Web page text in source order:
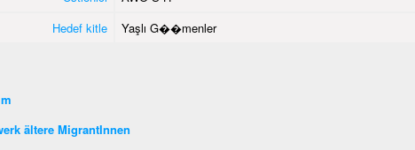
Hedef kitle
Yaşlı G��menler
ältere MigrantInnen